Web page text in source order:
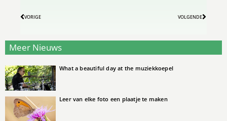
VORIGE VOLGENDE
Meer Nieuws
What a beautiful day at the muziekkoepel
Leer van elke foto een plaatje te maken